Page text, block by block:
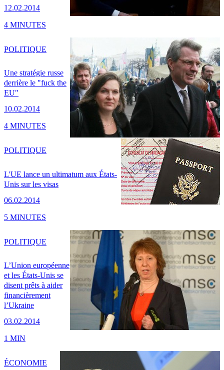
12.02.2014
4 MINUTES
Une stratégie russe
derrière le "fuck the
EU"
10.02.2014
POLITIQUE
4 MINUTES
L'UE lance un ultimatum aux États-
Unis sur les visas
06.02.2014
POLITIQUE
5 MINUTES
L’Union européenne
et les États-Unis se
disent prêts à aider
financièrement
l’Ukraine
03.02.2014
POLITIQUE
1 MIN
ÉCONOMIE